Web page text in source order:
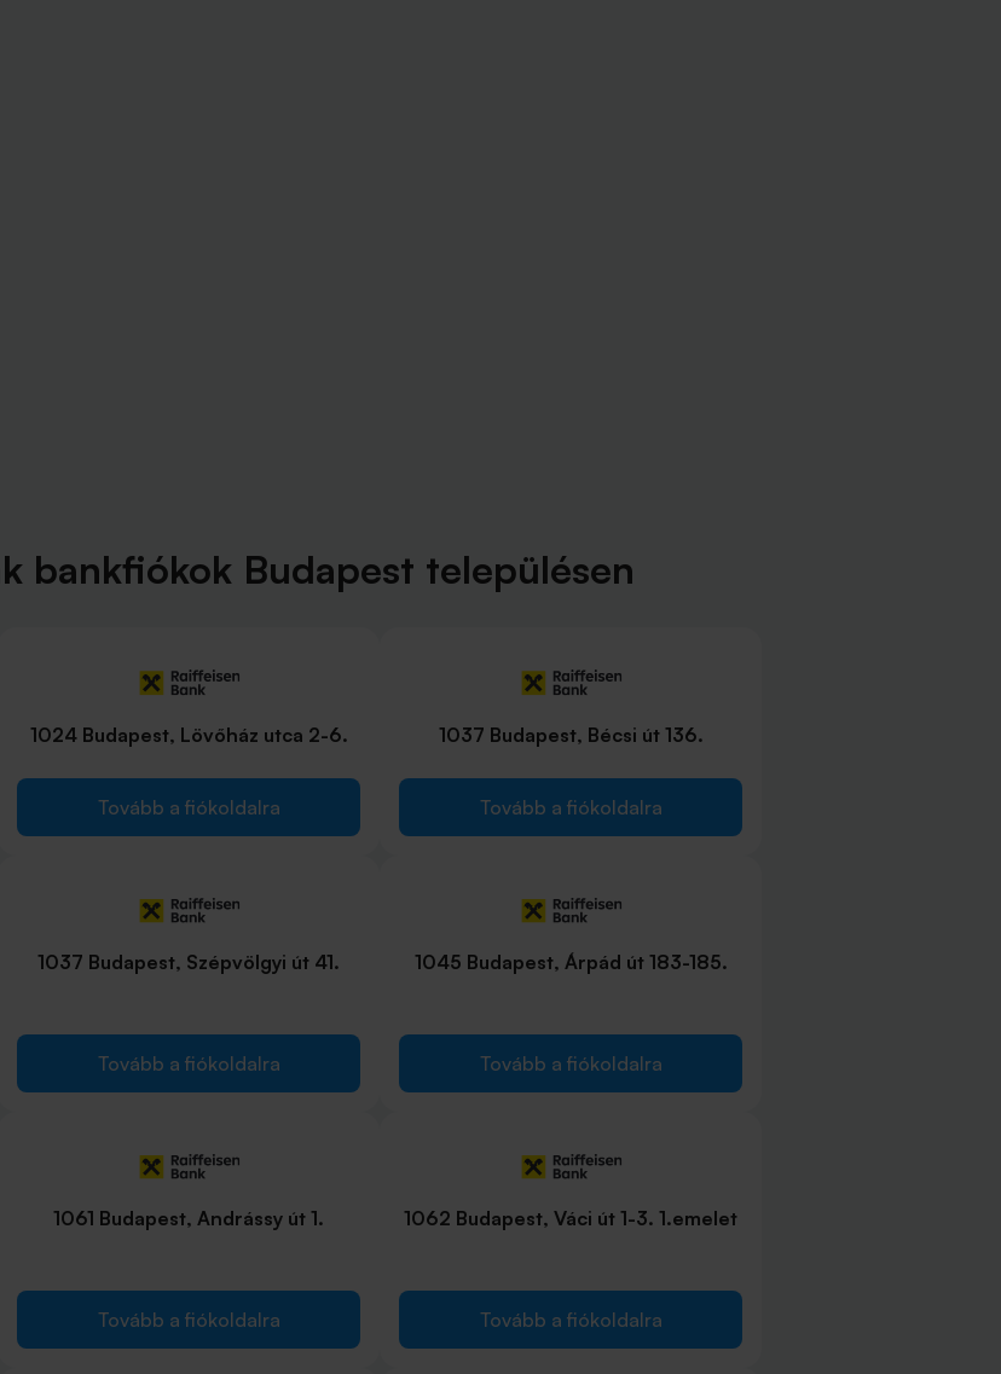
bankfiókok Budapest településen
1024 Budapest, Lövőház utca 2-6.
Tovább a fiókoldalra
1037 Budapest, Bécsi út 136.
Tovább a fiókoldalra
1037 Budapest, Szépvölgyi út 41.
Tovább a fiókoldalra
1045 Budapest, Árpád út 183-185.
Tovább a fiókoldalra
1061 Budapest, Andrássy út 1.
Tovább a fiókoldalra
1062 Budapest, Váci út 1-3. 1.emelet
Tovább a fiókoldalra